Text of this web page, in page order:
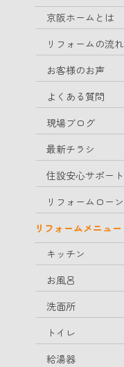
京阪ホームとは
リフォームの流れ
お客様のお声
よくある質問
現場ブログ
最新チラシ
住設安心サポート
リフォームローン
リフォームメニュー
キッチン
お風呂
洗面所
トイレ
給湯器